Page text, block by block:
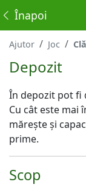
Înapoi
Ajutor Joc
Depozit
În depozit pot fi
Cu cât este mai
măreşte şi
prime.
Scop